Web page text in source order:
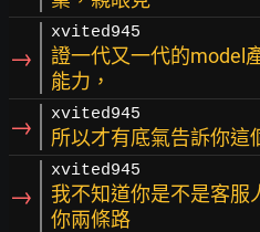
→
xvited945
證一代又一代的model
能力，
→ xvited945
所以才有底氣告訴你這
→
xvited945
我不知道你是不是客服
你兩條路